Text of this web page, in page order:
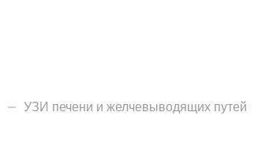
УЗИ печени и желчевыводящих путей